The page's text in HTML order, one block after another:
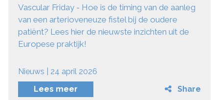
Vascular Friday - Hoe is de timing van de aanleg
van een arterioveneuze fistel bij de oudere
patiënt? Lees hier de nieuwste inzichten uit de
Europese praktijk!
Nieuws | 24 april 2026
Lees meer
Share